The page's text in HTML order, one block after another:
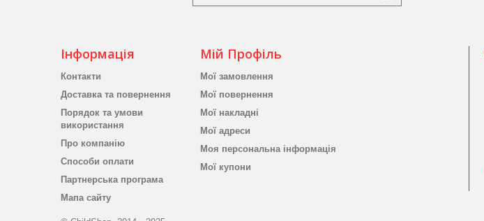
Інформація
Контакти
Доставка та повернення
Порядок та умови
використання
Про компанію
Способи оплати
Партнерська програма
Мапа сайту
Мій Профіль
Мої замовлення
Мої повернення
Мої накладні
Мої адреси
Моя персональна інформація
Мої купони